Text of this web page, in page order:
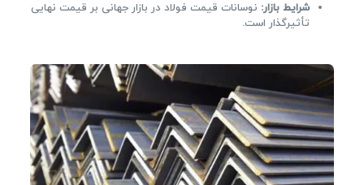
شرایط بازار: نوسانات قیمت فولاد در بازار جهانی بر قیمت نهایی
تأثیرگذار است.